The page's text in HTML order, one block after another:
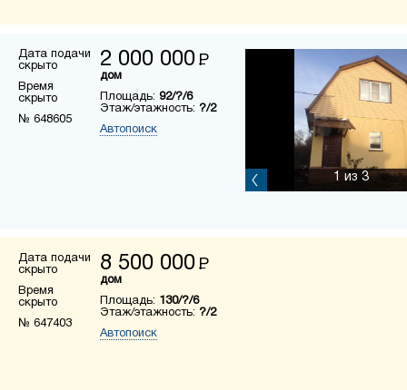
Дата подачи
скрыто
Время
скрыто
№ 648605
2 000 000 Р
дом
Площадь: 92/?/6
Этаж/этажность: ?/2
Автопоиск
1 из 3
Дата подачи
скрыто
Время
скрыто
№ 647403
8 500 000 Р
дом
Площадь: 130/?/6
Этаж/этажность: ?/2
Автопоиск